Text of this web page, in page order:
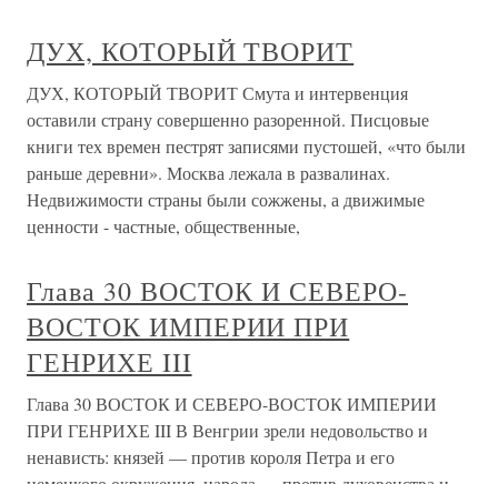
ДУХ, КОТОРЫЙ ТВОРИТ
ДУХ, КОТОРЫЙ ТВОРИТ Смута и интервенция
оставили страну совершенно разоренной. Писцовые
книги тех времен пестрят записями пустошей, «что были
раньше деревни». Москва лежала в развалинах.
Недвижимости страны были сожжены, а движимые
ценности - частные, общественные,
Глава 30 ВОСТОК И СЕВЕРО-
ВОСТОК ИМПЕРИИ ПРИ
ГЕНРИХЕ III
Глава 30 ВОСТОК И СЕВЕРО-ВОСТОК ИМПЕРИИ
ПРИ ГЕНРИХЕ III В Венгрии зрели недовольство и
ненависть: князей — против короля Петра и его